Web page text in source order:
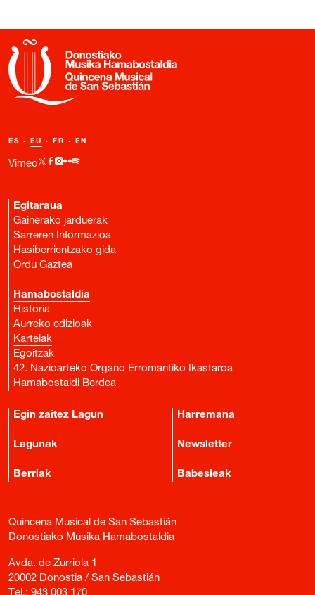
Vimeo
ES · EU · FR · EN
Egitaraua
Gainerako jarduerak
Sarreren Informazioa
Hasiberrientzako gida
Ordu Gaztea
Hamabostaldia
Historia
Aurreko edizioak
Kartelak
Egoitzak
42. Nazioarteko Organo Erromantiko Ikastaroa
Hamabostaldi Berdea
Egin zaitez Lagun
Lagunak
Berriak
Harremana
Newsletter
Babesleak
Quincena Musical de San Sebastián
Donostiako Musika Hamabostaldia
Avda. de Zurriola 1
20002 Donostia / San Sebastián